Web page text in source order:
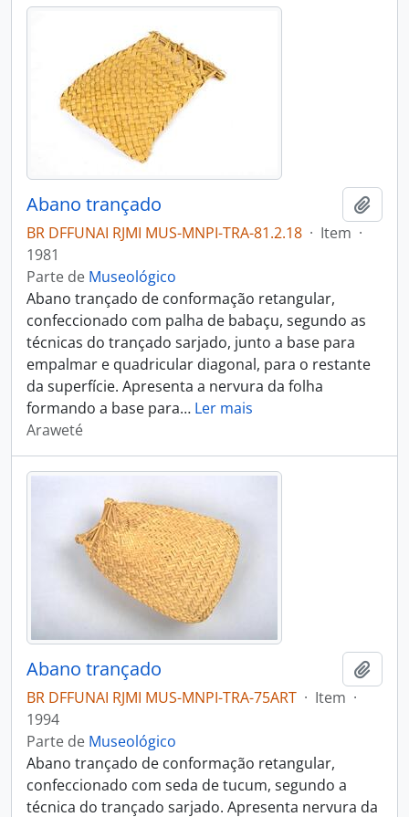
Abano trançado
BR DFFUNAI RJMI MUS-MNPI-TRA-81.2.18 · Item ·
1981
Parte de Museológico
Abano trançado de conformação retangular,
confeccionado com palha de babaçu, segundo as
técnicas do trançado sarjado, junto a base para
empalmar e quadricular diagonal, para o restante
da superfície. Apresenta a nervura da folha
formando a base para… Ler mais
Araweté
Abano trançado
BR DFFUNAI RJMI MUS-MNPI-TRA-75ART · Item ·
1994
Parte de Museológico
Abano trançado de conformação retangular,
confeccionado com seda de tucum, segundo a
técnica do trançado sarjado. Apresenta nervura da